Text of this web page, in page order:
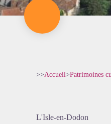
>>Accueil>Patrimoines
L'Isle-en-Dodon